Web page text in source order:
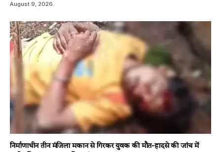
August 9, 2026
निर्माणाधीन तीन मंजिला मकान से गिरकर युवक की मौत-हादसे की जांच में